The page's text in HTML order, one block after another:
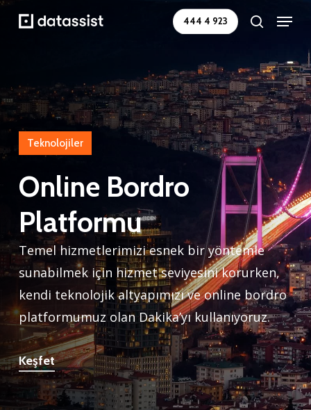
Skip
444 4 923
search
Menu
Teknolojiler
Online Bordro
Platformu
Temel hizmetlerimizi esnek bir yöntemle
sunabilmek için hizmet seviyesini korurken,
kendi teknolojik altyapımızı ve online bordro
platformumuz olan Dakika’yı kullanıyoruz.
Keşfet